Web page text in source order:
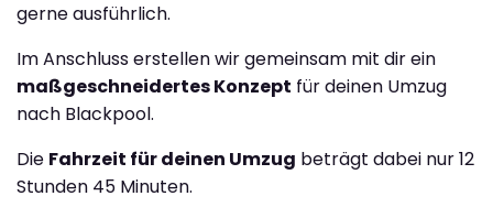
gerne ausführlich.
Im Anschluss erstellen wir gemeinsam mit dir ein
maßgeschneidertes Konzept für deinen Umzug
nach Blackpool.
Die Fahrzeit für deinen Umzug beträgt dabei nur 12
Stunden 45 Minuten.